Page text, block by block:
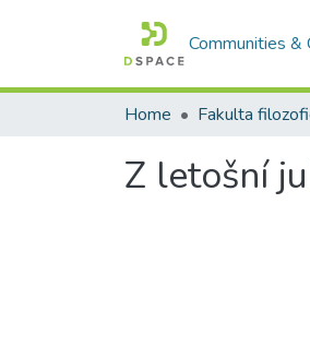
Communities &
Home Fakulta
Z letošní